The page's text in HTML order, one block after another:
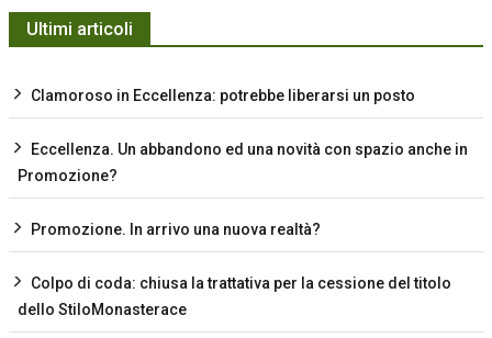
Ultimi articoli
Clamoroso in Eccellenza: potrebbe liberarsi un posto
Eccellenza. Un abbandono ed una novità con spazio anche in
Promozione?
Promozione. In arrivo una nuova realtà?
Colpo di coda: chiusa la trattativa per la cessione del titolo
dello StiloMonasterace